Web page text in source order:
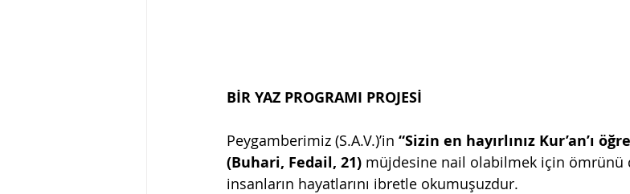
BİR YAZ PROGRAMI PROJESİ
Peygamberimiz (S.A.V.)’in “Sizin en hayırlınız Kur’an’ı
(Buhari, Fedail, 21) müjdesine nail olabilmek için ömrünü
insanların hayatlarını ibretle okumuşuzdur.